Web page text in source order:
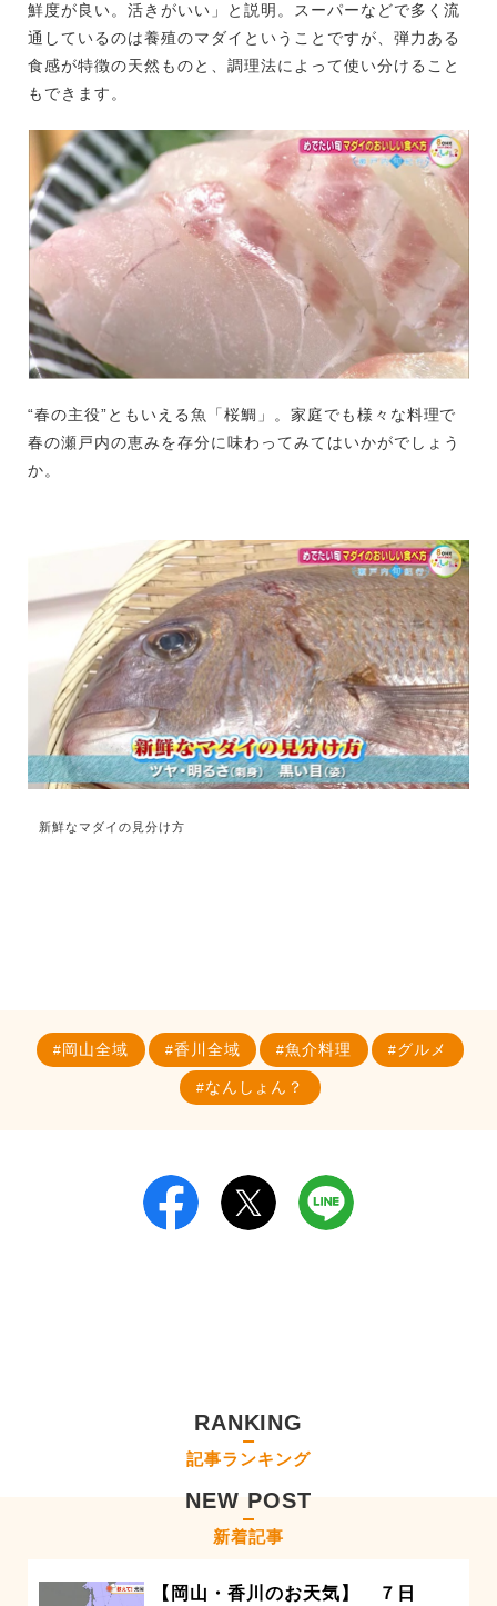
鮮度が良い。活きがいい」と説明。スーパーなどで多く流
通しているのは養殖のマダイということですが、弾力ある
食感が特徴の天然ものと、調理法によって使い分けること
もできます。
“春の主役”ともいえる魚「桜鯛」。家庭でも様々な料理で
春の瀬戸内の恵みを存分に味わってみてはいかがでしょう
か。
新鮮なマダイの見分け方
岡山全域 香川全域 魚介料理 グルメ
なんしょん？
RANKING
記事ランキング
NEW POST
新着記事
【岡山・香川のお天気】 ７日